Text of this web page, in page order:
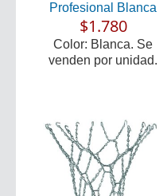
Profesional Blanca
$1.780
Color: Blanca. Se
venden por unidad.